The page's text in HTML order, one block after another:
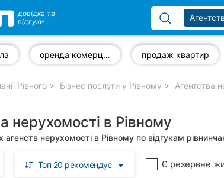
довідка та
відгуки
оренда комерційної нерухомості продаж квартир
Рівного Бізнес послуги у Рівному Агентства
нерухомості в Рівному
агенств нерухомості в Рівному по відгукам
Топ 20 рекомендує Є резервне